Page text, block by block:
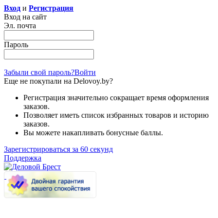
Вход и Регистрация
Вход на сайт
Эл. почта
Пароль
Забыли свой пароль?Войти
Еще не покупали на Delovoy.by?
Регистрация значительно сокращает время оформления
заказов.
Позволяет иметь список избранных товаров и историю
заказов.
Вы можете накапливать бонусные баллы.
Зарегистрироваться за 60 секунд
Поддержка